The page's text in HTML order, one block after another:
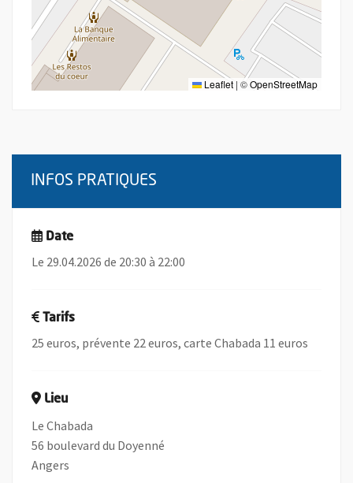
Leaflet | ©OpenStreetMap
INFOS PRATIQUES
Date
Le 29.04.2026 de 20:30 à 22:00
Tarifs
25 euros, prévente 22 euros, carte Chabada 11 euros
Lieu
Le Chabada
56 boulevard du Doyenné
Angers